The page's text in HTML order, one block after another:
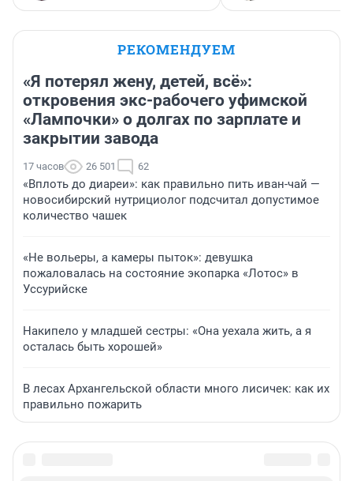
РЕКОМЕНДУЕМ
«Я потерял жену, детей, всё»:
откровения экс-рабочего уфимской
«Лампочки» о долгах по зарплате и
закрытии завода
17 часов 26 501 62
«Вплоть до диареи»: как правильно пить иван-чай —
новосибирский нутрициолог подсчитал допустимое
количество чашек
«Не вольеры, а камеры пыток»: девушка
пожаловалась на состояние экопарка «Лотос» в
Уссурийске
Накипело у младшей сестры: «Она уехала жить, а я
осталась быть хорошей»
В лесах Архангельской области много лисичек: как их
правильно пожарить